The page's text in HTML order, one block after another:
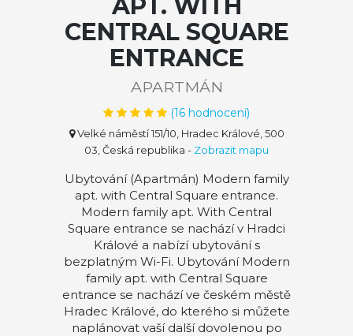
APT. WITH
CENTRAL SQUARE
ENTRANCE
APARTMÁN
(16 hodnocení)
Velké náměstí 151/10, Hradec Králové, 500
03, Česká republika - Zobrazit mapu
Ubytování (Apartmán) Modern family
apt. with Central Square entrance.
Modern family apt. With Central
Square entrance se nachází v Hradci
Králové a nabízí ubytování s
bezplatným Wi-Fi. Ubytování Modern
family apt. with Central Square
entrance se nachází ve českém městě
Hradec Králové, do kterého si můžete
naplánovat vaší další dovolenou po